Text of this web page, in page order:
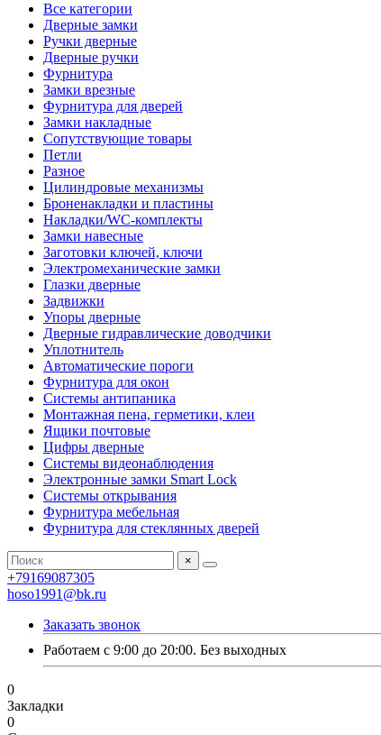
Все категории
Дверные замки
Ручки дверные
Дверные ручки
Фурнитура
Замки врезные
Фурнитура для дверей
Замки накладные
Сопутствующие товары
Петли
Разное
Цилиндровые механизмы
Броненакладки и пластины
Накладки/WC-комплекты
Замки навесные
Заготовки ключей, ключи
Электромеханические замки
Глазки дверные
Задвижки
Упоры дверные
Дверные гидравлические доводчики
Уплотнитель
Автоматические пороги
Фурнитура для окон
Системы антипаника
Монтажная пена, герметики, клеи
Ящики почтовые
Цифры дверные
Системы видеонаблюдения
Электронные замки Smart Lock
Системы открывания
Фурнитура мебельная
Фурнитура для стеклянных дверей
×
+79169087305
hoso1991@bk.ru
Заказать звонок
Работаем с 9:00 до 20:00. Без выходных
0
Закладки
0